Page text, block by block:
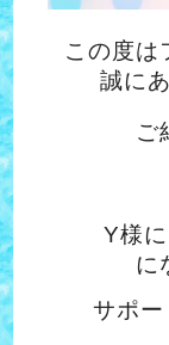
この度は
誠に
ご
Y様
に
サポ